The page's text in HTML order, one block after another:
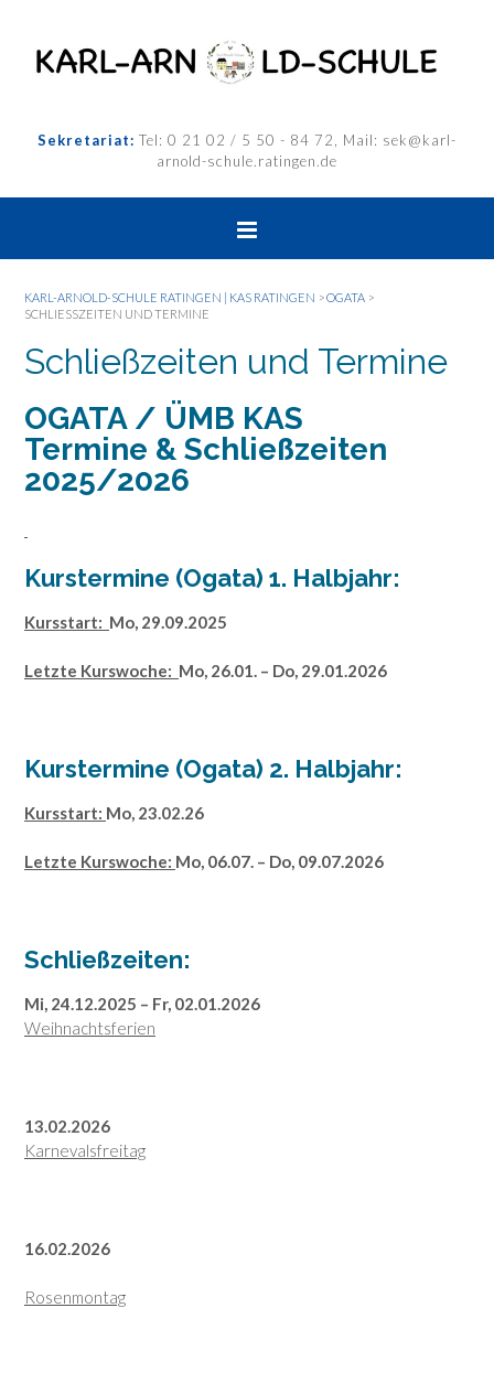
Sekretariat: Tel: 0 21 02 / 5 50 - 84 72, Mail: sek@karl-
arnold-schule.ratingen.de
KARL-ARNOLD-SCHULE RATINGEN | KAS RATINGEN >OGATA >
SCHLIESSZEITEN UND TERMINE
Schließzeiten und Termine
OGATA / ÜMB KAS
Termine & Schließzeiten
2025/2026
Kurstermine (Ogata) 1. Halbjahr:
Kursstart: Mo, 29.09.2025
Letzte Kurswoche: Mo, 26.01. – Do, 29.01.2026
Kurstermine (Ogata) 2. Halbjahr:
Kursstart: Mo, 23.02.26
Letzte Kurswoche: Mo, 06.07. – Do, 09.07.2026
Schließzeiten:
Mi, 24.12.2025 – Fr, 02.01.2026
Weihnachtsferien
13.02.2026
Karnevalsfreitag
16.02.2026
Rosenmontag